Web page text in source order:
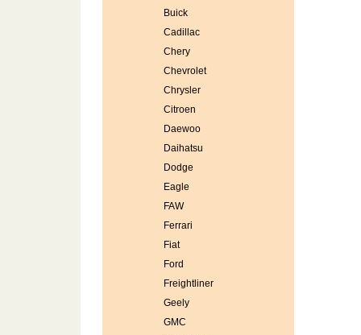
Buick
Cadillac
Chery
Chevrolet
Chrysler
Citroen
Daewoo
Daihatsu
Dodge
Eagle
FAW
Ferrari
Fiat
Ford
Freightliner
Geely
GMC